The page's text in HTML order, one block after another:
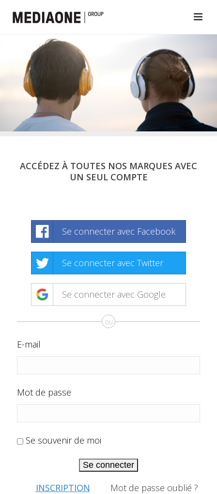
ACCÉDEZ À TOUTES NOS MARQUES AVEC
UN SEUL COMPTE
Se connecter avec Facebook
Se connecter avec Twitter
Se connecter avec Google
ou
E-mail
Mot de passe
Se souvenir de moi
Se connecter
INSCRIPTION Mot de passe oublié ?